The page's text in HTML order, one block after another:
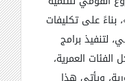
، بناءً على تكليفات
لتنفيذ برامج
العمرية،